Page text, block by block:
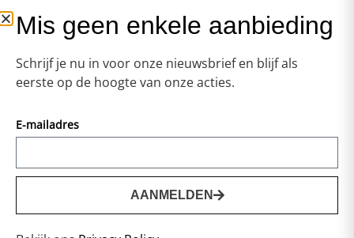
Mis geen enkele aanbieding
Schrijf je nu in voor onze nieuwsbrief en blijf als
eerste op de hoogte van onze acties.
E-mailadres
AANMELDEN